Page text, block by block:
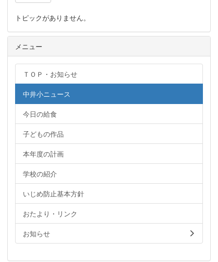
トピックがありません。
メニュー
ＴＯＰ・お知らせ
中井小ニュース
今日の給食
子どもの作品
本年度の計画
学校の紹介
いじめ防止基本方針
おたより・リンク
お知らせ